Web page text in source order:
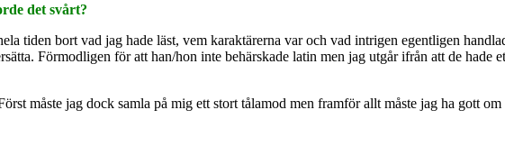
det svårt?
tiden bort vad jag hade läst, vem karaktärerna var och vad intrigen egentligen
Förmodligen för att han/hon inte behärskade latin men jag utgår ifrån att de hade
måste jag dock samla på mig ett stort tålamod men framför allt måste jag ha gott